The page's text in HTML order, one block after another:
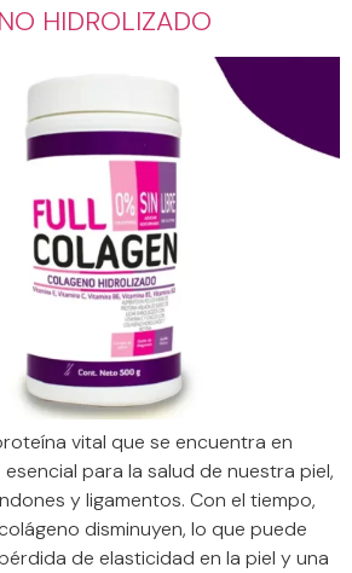
HIDROLIZADO
vital que se encuentra en
para la salud de nuestra piel,
y ligamentos. Con el tiempo,
disminuyen, lo que puede
de elasticidad en la piel y una